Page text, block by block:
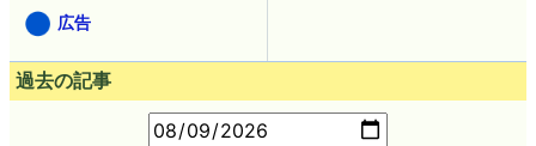
広告
過去の記事